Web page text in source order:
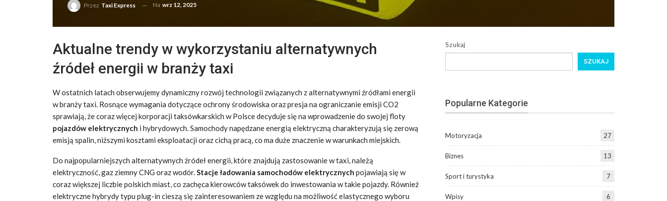
Przez Taxi Express Na wrz 12, 2025
Aktualne trendy w wykorzystaniu alternatywnych
źródeł energii w branży taxi
W ostatnich latach obserwujemy dynamiczny rozwój technologii związanych z alternatywnymi źródłami energii
w branży taxi. Rosnące wymagania dotyczące ochrony środowiska oraz presja na ograniczanie emisji CO2
sprawiają, że coraz więcej korporacji taksówkarskich w Polsce decyduje się na wprowadzenie do swojej floty
pojazdów elektrycznych i hybrydowych. Samochody napędzane energią elektryczną charakteryzują się zerową
emisją spalin, niższymi kosztami eksploatacji oraz cichą pracą, co ma duże znaczenie w warunkach miejskich.
Do najpopularniejszych alternatywnych źródeł energii, które znajdują zastosowanie w taxi, należą
elektryczność, gaz ziemny CNG oraz wodór.Stacje ładowania samochodów elektrycznych pojawiają się w
coraz większej liczbie polskich miast, co zachęca kierowców taksówek do inwestowania w takie pojazdy. Również
elektryczne hybrydy typu plug-in cieszą się zainteresowaniem ze względu na możliwość elastycznego wyboru
Szukaj
SZUKAJ
Popularne Kategorie
Motoryzacja 27
Biznes 13
Sport i turystyka 7
Wpisy 6